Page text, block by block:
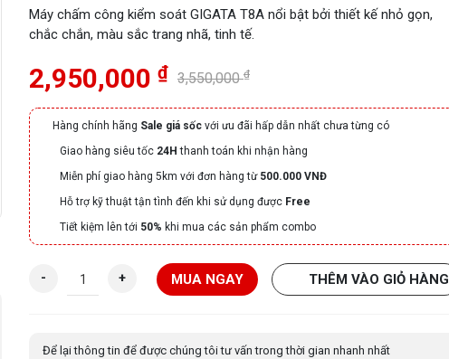
Máy chấm công kiểm soát GIGATA T8A nổi bật bởi thiết kế nhỏ gọn,
chắc chắn, màu sắc trang nhã, tinh tế.
2,950,000 ₫ 3,550,000₫
Hàng chính hãng Sale giá sốc với ưu đãi hấp dẫn nhất chưa từng có
Giao hàng siêu tốc 24H thanh toán khi nhận hàng
Miễn phí giao hàng 5km với đơn hàng từ 500.000 VNĐ
Hỗ trợ kỹ thuật tận tình đến khi sử dụng được Free
Tiết kiệm lên tới 50% khi mua các sản phẩm combo
- + MUA NGAY THÊM VÀO GIỎ HÀNG
Để lại thông tin để được chúng tôi tư vấn trong thời gian nhanh nhất